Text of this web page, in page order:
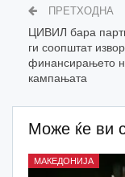
ПРЕТХОДНА
ЦИВИЛ бара
ги соопштат
финансирањето
кампањата
Може ќе ви
МАКЕДОНИЈА